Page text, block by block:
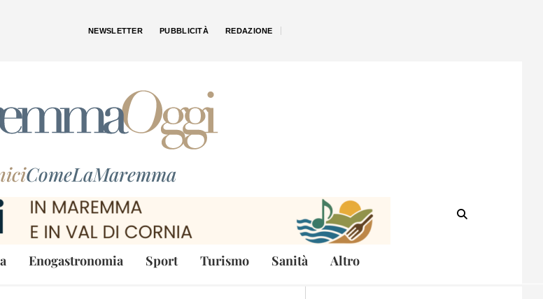
NEWSLETTER PUBBLICITÀ REDAZIONE
ComeLaMaremma
Enogastronomia Sport Turismo Sanità Altro